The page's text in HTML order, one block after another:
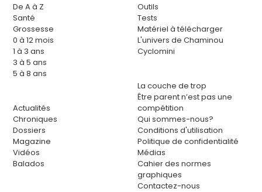
De A à Z
Santé
Grossesse
0 à 12 mois
1 à 3 ans
3 à 5 ans
5 à 8 ans
Actualités
Chroniques
Dossiers
Magazine
Vidéos
Balados
Outils
Tests
Matériel à télécharger
L'univers de Chaminou
Cyclomini
La couche de trop
Être parent n’est pas une
compétition
Qui sommes-nous?
Conditions d'utilisation
Politique de confidentialité
Médias
Cahier des normes
graphiques
Contactez-nous